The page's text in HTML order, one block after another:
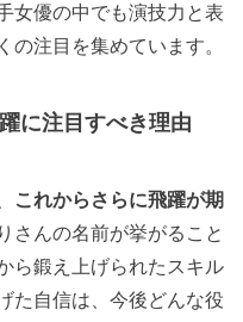
女優の中でも演技力と表
の注目を集めています。
に注目すべき理由
これからさらに飛躍が期
さんの名前が挙がること
ら鍛え上げられたスキル
た自信は、今後どんな役